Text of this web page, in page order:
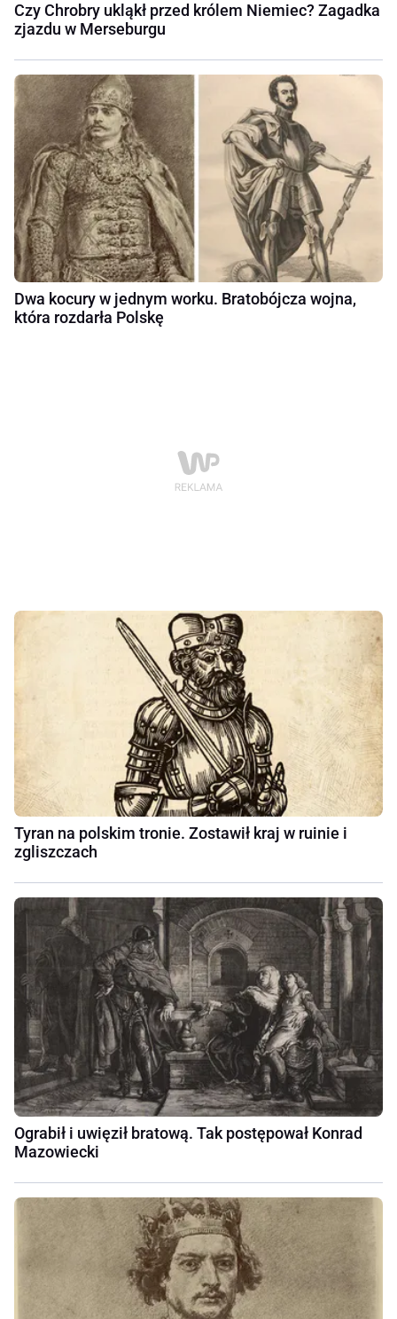
Czy Chrobry ukląkł przed królem Niemiec? Zagadka
zjazdu w Merseburgu
Dwa kocury w jednym worku. Bratobójcza wojna,
która rozdarła Polskę
Tyran na polskim tronie. Zostawił kraj w ruinie i
zgliszczach
Ograbił i uwięził bratową. Tak postępował Konrad
Mazowiecki